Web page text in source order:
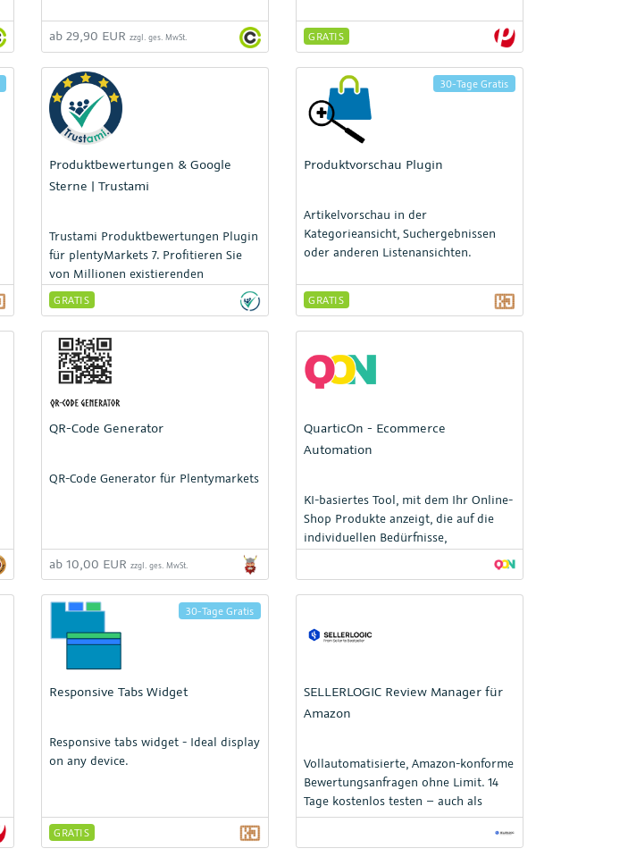
ab 29,90 EUR zzgl. ges. MwSt. GRATIS
Produktbewertungen & Google
Sterne | Trustami
Trustami Produktbewertungen Plugin
für plentyMarkets 7. Profitieren Sie
von Millionen existierenden
Produktbewertungen und zeigen
Bewertungen zu Ihren Produkten an,
ohne dass Sie selbst welche sammeln
müssen. Wir fassen
Produktbewertungen aus vielen
bekannten Handelsplattformen
zusammen und stellen diese
gebündelt in einem Siegel in Ihrem
digitale Währung und gleichzeitig für
Bewertungen im Internet angezeigt
wird.
GRATIS
30-Tage Gratis
Produktvorschau Plugin
Artikelvorschau in der
Kategorieansicht, Suchergebnissen
oder anderen Listenansichten.
GRATIS
QR-Code Generator
QR-Code Generator für Plentymarkets
ab 10,00 EUR zzgl. ges. MwSt.
QuarticOn - Ecommerce
Automation
KI-basiertes Tool, mit dem Ihr Online-
Shop Produkte anzeigt, die auf die
individuellen Bedürfnisse,
30-Tage Gratis
Responsive Tabs Widget
Responsive tabs widget - Ideal display
on any device.
GRATIS
SELLERLOGIC Review Manager für
Amazon
Vollautomatisierte, Amazon-konforme
Bewertungsanfragen ohne Limit. 14
Tage kostenlos testen – auch als
Freemium-Version verfügbar.